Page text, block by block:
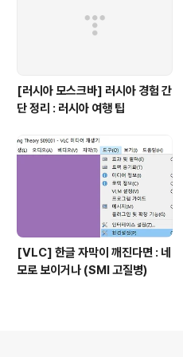
[러시아 모스크바] 러시아 경험 간
단 정리 : 러시아 여행 팁
[VLC] 한글 자막이 깨진다면 : 네
모로 보이거나 (SMI 고질병)